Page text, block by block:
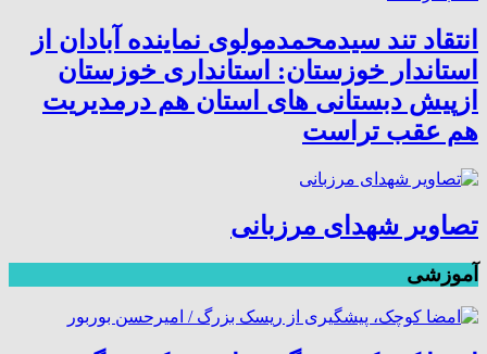
انتقاد تند سیدمحمدمولوی نماینده آبادان از
استاندار خوزستان: استانداری خوزستان
ازپیش دبستانی های استان هم درمدیریت
هم عقب تراست
تصاویر شهدای مرزبانی
آموزشی